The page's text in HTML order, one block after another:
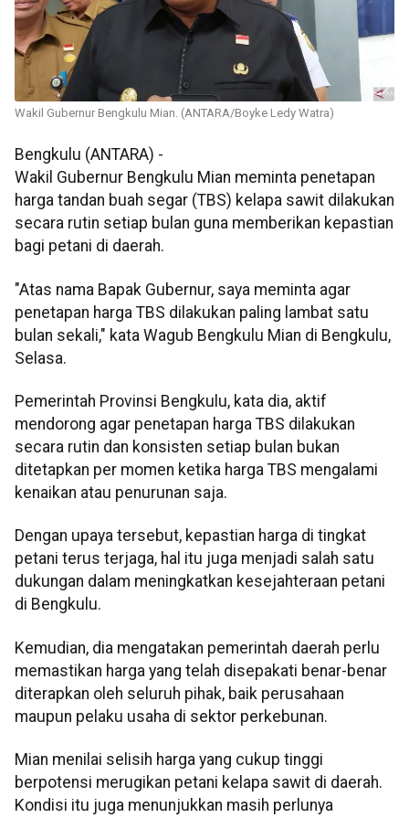
Wakil Gubernur Bengkulu Mian. (ANTARA/Boyke Ledy Watra)
Bengkulu (ANTARA) -
Wakil Gubernur Bengkulu Mian meminta penetapan
harga tandan buah segar (TBS) kelapa sawit dilakukan
secara rutin setiap bulan guna memberikan kepastian
bagi petani di daerah.
"Atas nama Bapak Gubernur, saya meminta agar
penetapan harga TBS dilakukan paling lambat satu
bulan sekali," kata Wagub Bengkulu Mian di Bengkulu,
Selasa.
Pemerintah Provinsi Bengkulu, kata dia, aktif
mendorong agar penetapan harga TBS dilakukan
secara rutin dan konsisten setiap bulan bukan
ditetapkan per momen ketika harga TBS mengalami
kenaikan atau penurunan saja.
Dengan upaya tersebut, kepastian harga di tingkat
petani terus terjaga, hal itu juga menjadi salah satu
dukungan dalam meningkatkan kesejahteraan petani
di Bengkulu.
Kemudian, dia mengatakan pemerintah daerah perlu
memastikan harga yang telah disepakati benar-benar
diterapkan oleh seluruh pihak, baik perusahaan
maupun pelaku usaha di sektor perkebunan.
Mian menilai selisih harga yang cukup tinggi
berpotensi merugikan petani kelapa sawit di daerah.
Kondisi itu juga menunjukkan masih perlunya